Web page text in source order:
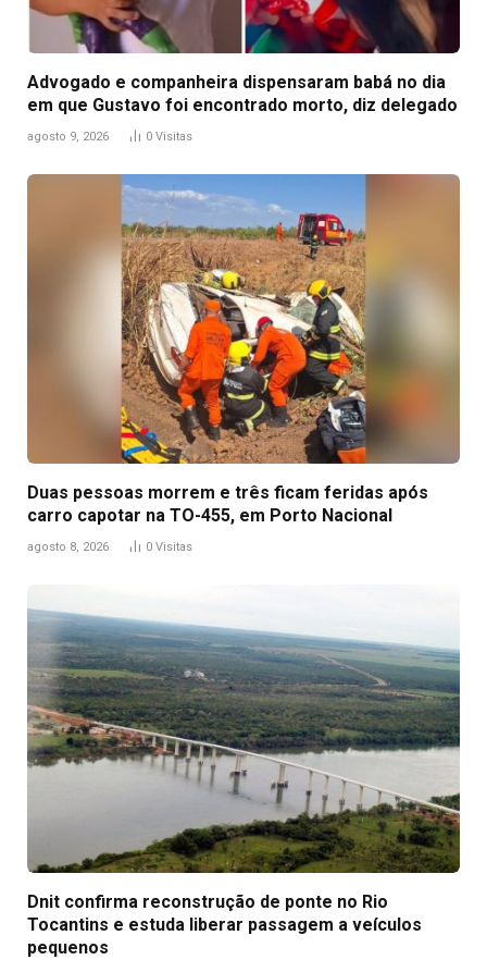
Advogado e companheira dispensaram babá no dia
em que Gustavo foi encontrado morto, diz delegado
agosto 9, 2026 0 Visitas
Duas pessoas morrem e três ficam feridas após
carro capotar na TO-455, em Porto Nacional
agosto 8, 2026 0 Visitas
Dnit confirma reconstrução de ponte no Rio
Tocantins e estuda liberar passagem a veículos
pequenos